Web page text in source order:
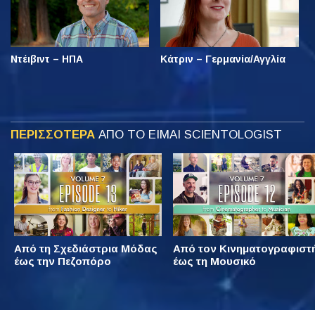
Ντέιβιντ – ΗΠΑ Κάτριν – Γερμανία/Αγγλία
ΠΕΡΙΣΣΟΤΕΡΑ ΑΠΟ ΤΟ ΕΙΜΑΙ SCIENTOLOGIST
Από τη Σχεδιάστρια Μόδας
έως την Πεζοπόρο
Από τον
έως τη Μουσικό